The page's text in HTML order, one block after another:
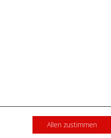
DATENSCHUTZ IMPRESSUM
Allen zustimmen